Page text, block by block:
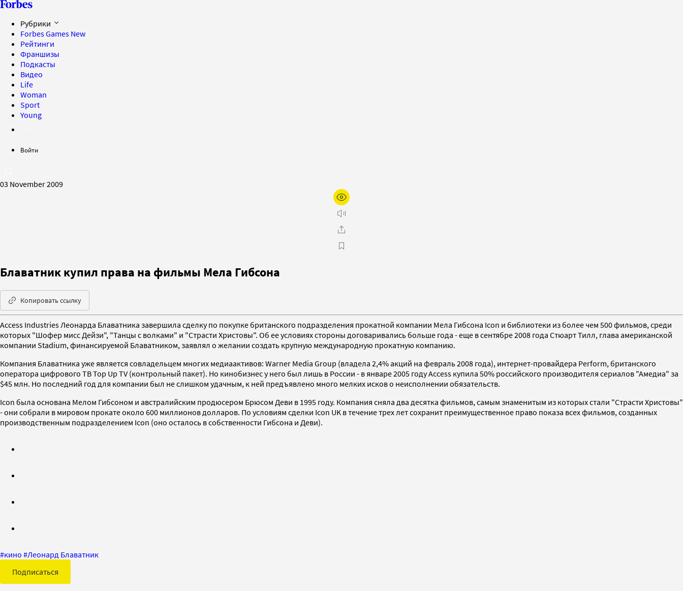
Рубрики
Forbes Games New
Рейтинги
Франшизы
Подкасты
Видео
Life
Woman
Sport
Young
Войти
03 November 2009
Блаватник купил права на фильмы Мела Гибсона
Копировать ссылку
Access Industries Леонарда Блаватника завершила сделку по покупке британского подразделения прокатной компании Мела Гибсона Icon и библиотеки из более чем 500 фильмов, среди
которых "Шофер мисс Дейзи", "Танцы с волками" и "Страсти Христовы". Об ее условиях стороны договаривались больше года - еще в сентябре 2008 года Стюарт Тилл, глава американской
компании Stadium, финансируемой Блаватником, заявлял о желании создать крупную международную прокатную компанию.
Компания Блаватника уже является совладельцем многих медиаактивов: Warner Media Group (владела 2,4% акций на февраль 2008 года), интернет-провайдера Perform, британского
оператора цифрового ТВ Top Up TV (контрольный пакет). Но кинобизнес у него был лишь в России - в январе 2005 году Access купила 50% российского производителя сериалов "Амедиа" за
$45 млн. Но последний год для компании был не слишком удачным, к ней предъявлено много мелких исков о неисполнении обязательств.
Icon была основана Мелом Гибсоном и австралийским продюсером Брюсом Деви в 1995 году. Компания сняла два десятка фильмов, самым знаменитым из которых стали "Страсти Христовы"
- они собрали в мировом прокате около 600 миллионов долларов. По условиям сделки Icon UK в течение трех лет сохранит преимущественное право показа всех фильмов, созданных
производственным подразделением Icon (оно осталось в собственности Гибсона и Деви).
#кино #Леонард Блаватник
Подписаться